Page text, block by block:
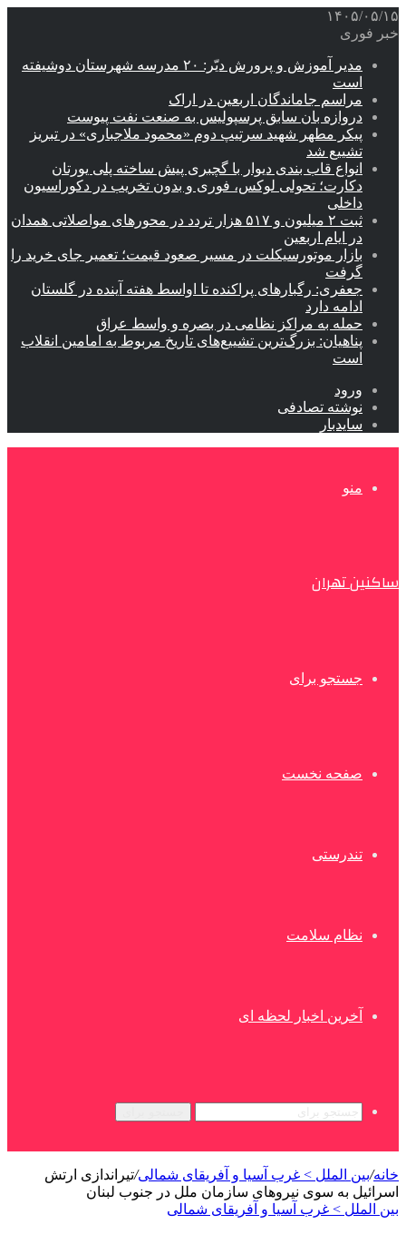
۱۴۰۵/۰۵/۱۵
خبر فوری
مدیر آموزش و پرورش دیّر: ۲۰ مدرسه شهرستان دوشیفته
است
مراسم جاماندگان اربعین در اراک
دروازه بان سابق پرسپولیس به صنعت نفت پیوست
پیکر مطهر شهید سرتیپ دوم «محمود ملاجباری» در تبریز
تشییع شد
انواع قاب بندی دیوار با گچبری پیش ساخته پلی یورتان
دکارت؛ تحولی لوکس، فوری و بدون تخریب در دکوراسیون
داخلی
ثبت ۲ میلیون و ۵۱۷ هزار تردد در محورهای مواصلاتی همدان
در ایام اربعین
بازار موتورسیکلت در مسیر صعود قیمت؛ تعمیر جای خرید را
گرفت
جعفری: رگبارهای پراکنده تا اواسط هفته آینده در گلستان
ادامه دارد
حمله به مراکز نظامی در بصره و واسط عراق
پناهیان: بزرگ‌ترین تشییع‌های تاریخ مربوط به امامین انقلاب
است
ورود
نوشته تصادفی
سایدبار
منو
ساکنین تهران
جستجو برای
صفحه نخست
تندرستی
نظام سلامت
آخرین اخبار لحظه ای
خانه/بین الملل > غرب آسیا و آفریقای شمالی/تیراندازی ارتش
اسرائیل به سوی نیروهای سازمان ملل در جنوب لبنان
بین الملل > غرب آسیا و آفریقای شمالی